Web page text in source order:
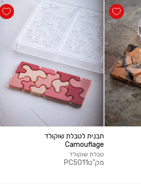
תבנית לטבלת שוקולד
Camouflage
טבלת שוקולד
מק"טPC5011